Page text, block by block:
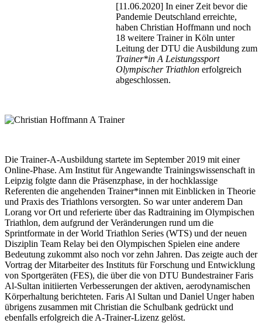
[11.06.2020] In einer Zeit bevor die
Pandemie Deutschland erreichte,
haben Christian Hoffmann und noch
18 weitere Trainer in Köln unter
Leitung der DTU die Ausbildung zum
Trainer*in A Leistungssport
Olympischer Triathlon erfolgreich
abgeschlossen.
Die Trainer-A-Ausbildung startete im September 2019 mit einer
Online-Phase. Am Institut für Angewandte Trainingswissenschaft in
Leipzig folgte dann die Präsenzphase, in der hochklassige
Referenten die angehenden Trainer*innen mit Einblicken in Theorie
und Praxis des Triathlons versorgten. So war unter anderem Dan
Lorang vor Ort und referierte über das Radtraining im Olympischen
Triathlon, dem aufgrund der Veränderungen rund um die
Sprintformate in der World Triathlon Series (WTS) und der neuen
Disziplin Team Relay bei den Olympischen Spielen eine andere
Bedeutung zukommt also noch vor zehn Jahren. Das zeigte auch der
Vortrag der Mitarbeiter des Instituts für Forschung und Entwicklung
von Sportgeräten (FES), die über die von DTU Bundestrainer Faris
Al-Sultan initiierten Verbesserungen der aktiven, aerodynamischen
Körperhaltung berichteten. Faris Al Sultan und Daniel Unger haben
übrigens zusammen mit Christian die Schulbank gedrückt und
ebenfalls erfolgreich die A-Trainer-Lizenz gelöst.